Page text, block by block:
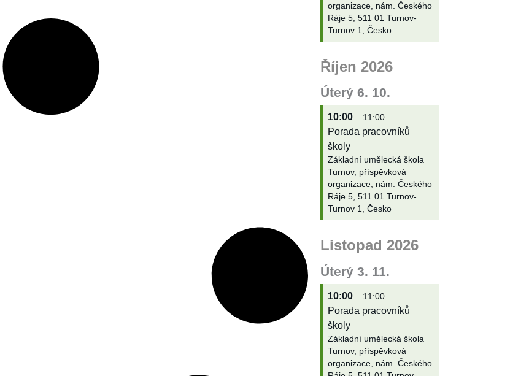
organizace, nám. Českého
Ráje 5, 511 01 Turnov-
Turnov 1, Česko
Říjen 2026
Úterý 6. 10.
10:00 – 11:00
Porada pracovníků
školy
Základní umělecká škola
Turnov, příspěvková
organizace, nám. Českého
Ráje 5, 511 01 Turnov-
Turnov 1, Česko
Listopad 2026
Úterý 3. 11.
10:00 – 11:00
Porada pracovníků
školy
Základní umělecká škola
Turnov, příspěvková
organizace, nám. Českého